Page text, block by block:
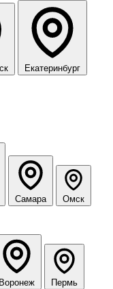
Екатеринбург
Самара Омск
Воронеж Пермь